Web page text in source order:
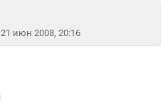
21 июн 2008, 20:16